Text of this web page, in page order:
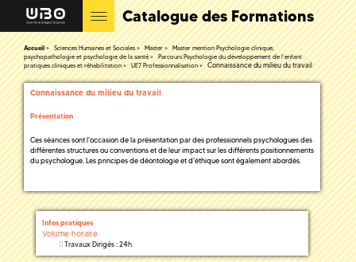
Catalogue des Formations
Accueil Sciences Humaines et Sociales Master
Master mention Psychologie clinique,
psychopathologie et psychologie de la santé
Parcours Psychologie du développement de l’enfant :
pratiques cliniques et réhabilitation
UE7 Professionnalisation Connaissance du milieu du travail
Connaissance du milieu du travail
Présentation
Ces séances sont l'occasion de la présentation par des professionnels psychologues des
différentes structures ou conventions et de leur impact sur les différents positionnements
du psychologue. Les principes de déontologie et d'éthique sont également abordés.
Infos pratiques
Volume horaire
Travaux Dirigés : 24h